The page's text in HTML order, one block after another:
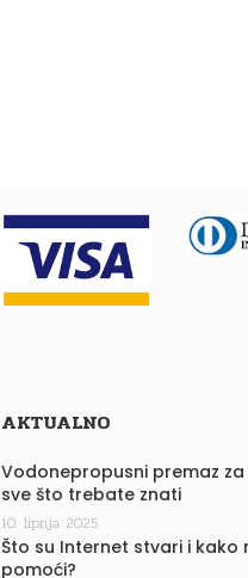
AKTUALNO
Vodonepropusni premaz
sve što trebate znati
10. lipnja 2025.
Što su Internet stvari i kako
pomoći?